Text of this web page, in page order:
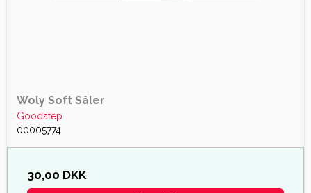
Woly Soft Såler
Goodstep
00005774
30,00 DKK